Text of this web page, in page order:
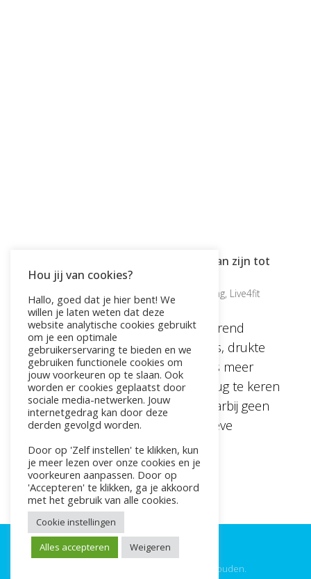
Waarom Bokscoaching de sleutel kan zijn tot
jouw groei
door Pauline | jun 25, 2025 Bokscoaching, Live4fit
In een wereld waarin we voortdurend
worden blootgesteld aan prikkels, drukte
en verwachtingen, zoeken steeds meer
mensen naar een manier om terug te keren
naar zichzelf. Bokscoaching is daarbij geen
hype, maar een krachtige, effectieve
methode om zowel mentaal als...
©2025 Live4Fit. Alle rechten voorbehouden.
Hou jij van cookies?
Hallo, goed dat je hier bent! We
willen je laten weten dat deze
website analytische cookies gebruikt
om je een optimale
gebruikerservaring te bieden en we
gebruiken functionele cookies om
jouw voorkeuren op te slaan. Ook
worden er cookies geplaatst door
sociale media-netwerken. Jouw
internetgedrag kan door deze
derden gevolgd worden.
Door op 'Zelf instellen' te klikken, kun
je meer lezen over onze cookies en je
voorkeuren aanpassen. Door op
'Accepteren' te klikken, ga je akkoord
met het gebruik van alle cookies.
Cookie instellingen
Alles accepteren
Weigeren